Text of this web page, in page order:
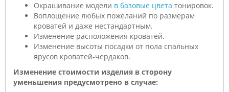
Окрашивание модели в базовые цвета тонировок.
Воплощение любых пожеланий по размерам
кроватей и даже нестандартным.
Изменение расположения кроватей.
Изменение высоты посадки от пола спальных
ярусов кроватей-чердаков.
Изменение стоимости изделия в сторону
уменьшения предусмотрено в случае: